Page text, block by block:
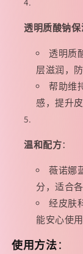
透明质酸钠保
透明质
层滋润，
帮助维
感，提升
温和配方：
薇诺娜
分，适合
经皮肤
能安心使用
使用方法：